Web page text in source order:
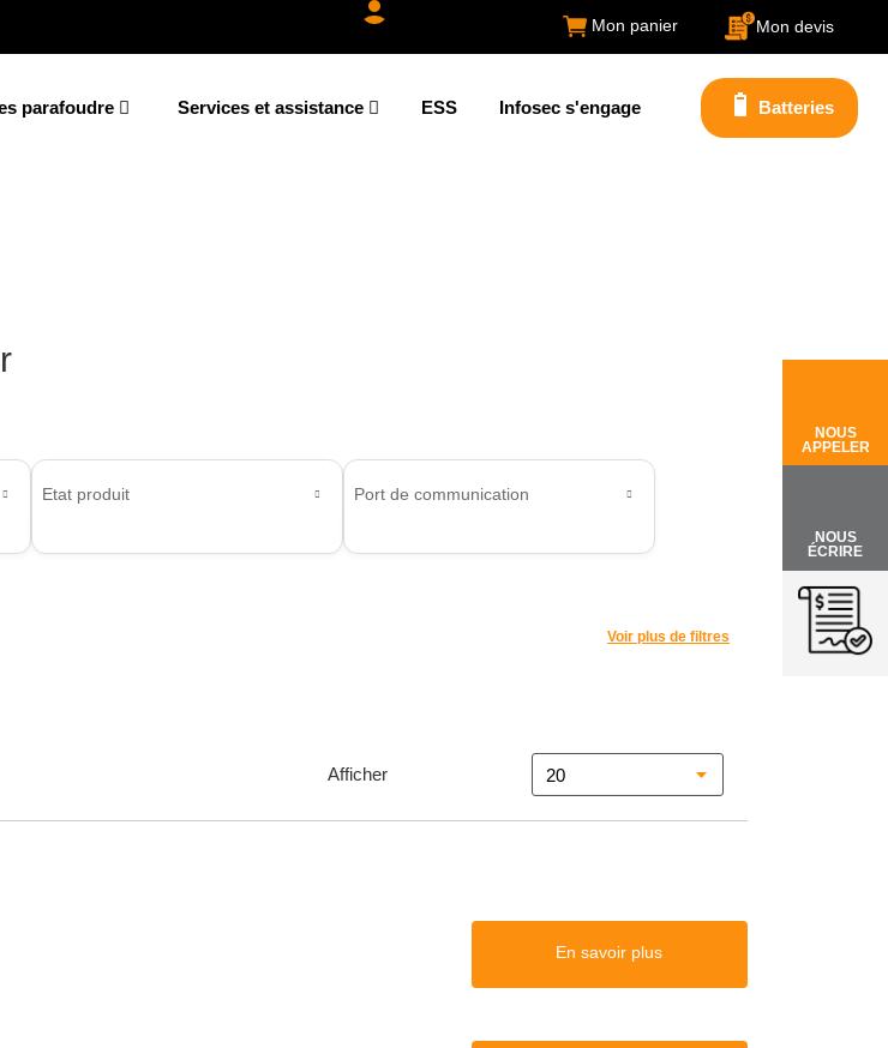
Mon panier Mon devis
NOUS
APPELER
NOUS
ÉCRIRE
parafoudre Services et assistance ESS Infosec s'engage Batteries
Afficher
En savoir plus
Etat produit Port de communication
Voir plus de filtres